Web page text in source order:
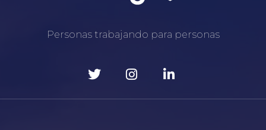
Personas trabajando para personas